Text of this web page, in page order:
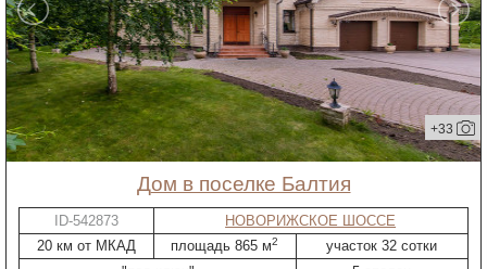
+33
дом в поселке Балтия
ID-542873
НОВОРИЖСКОЕ ШОССЕ
20 км от МКАД
площадь 865 м2
участок 32 сотки